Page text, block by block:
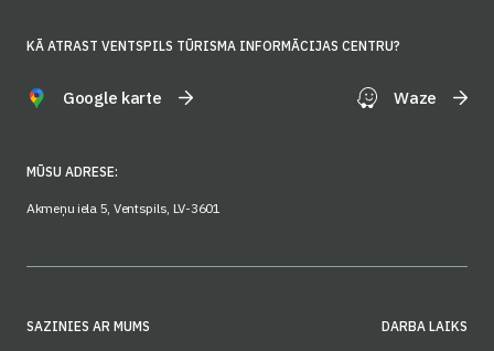
KĀ ATRAST VENTSPILS TŪRISMA INFORMĀCIJAS CENTRU?
Google karte Waze
MŪSU ADRESE:
Akmeņu iela 5, Ventspils, LV-3601
SAZINIES AR MUMS DARBA LAIKS